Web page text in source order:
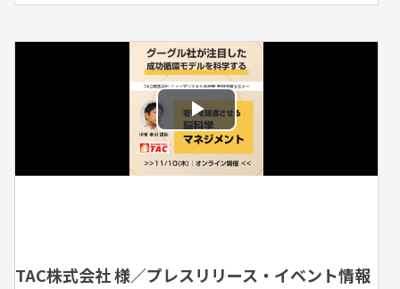
TAC株式会社 様／プレスリリース・イベント情報